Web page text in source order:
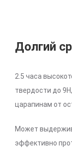
Долгий
2.5 часа
твердости до
царапинам от
Может
эффективно